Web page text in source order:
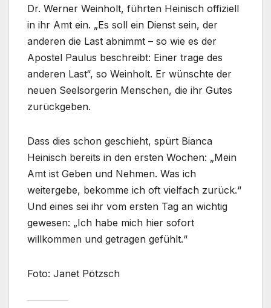
Dr. Werner Weinholt, führten Heinisch offiziell
in ihr Amt ein. „Es soll ein Dienst sein, der
anderen die Last abnimmt – so wie es der
Apostel Paulus beschreibt: Einer trage des
anderen Last“, so Weinholt. Er wünschte der
neuen Seelsorgerin Menschen, die ihr Gutes
zurückgeben.
Dass dies schon geschieht, spürt Bianca
Heinisch bereits in den ersten Wochen: „Mein
Amt ist Geben und Nehmen. Was ich
weitergebe, bekomme ich oft vielfach zurück.“
Und eines sei ihr vom ersten Tag an wichtig
gewesen: „Ich habe mich hier sofort
willkommen und getragen gefühlt.“
Foto: Janet Pötzsch